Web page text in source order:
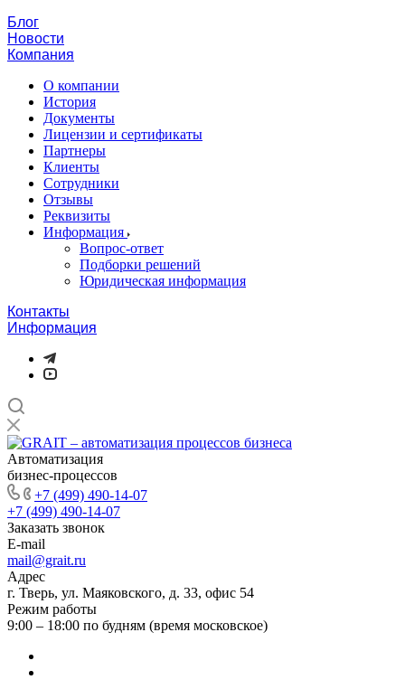
Блог
Новости
Компания
О компании
История
Документы
Лицензии и сертификаты
Партнеры
Клиенты
Сотрудники
Отзывы
Реквизиты
Информация
Вопрос-ответ
Подборки решений
Юридическая информация
Контакты
Информация
Автоматизация
бизнес-процессов
+7 (499) 490-14-07
+7 (499) 490-14-07
Заказать звонок
E-mail
mail@grait.ru
Адрес
г. Тверь, ул. Маяковского, д. 33, офис 54
Режим работы
9:00 – 18:00 по будням (время московское)